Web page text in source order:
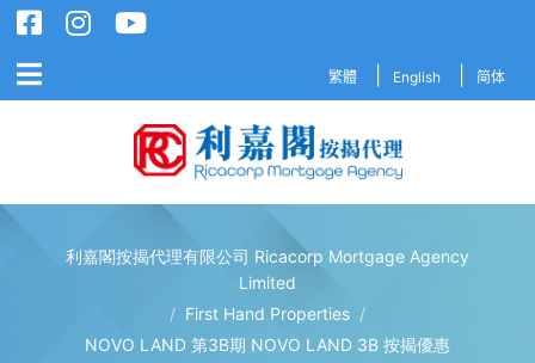
繁體 English 简体
利嘉閣按揭代理有限公司 Ricacorp Mortgage Agency
Limited
/ First Hand Properties /
NOVO LAND 第3B期 NOVO LAND 3B 按揭優惠